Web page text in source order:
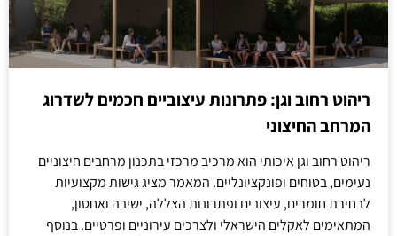
ריהוט רחוב וגן: פתרונות עיצוביים חכמים לשדרוג
המרחב החיצוני
ריהוט רחוב וגן איכותי הוא מרכיב מרכזי בתכנון מרחבים חיצוניים
נעימים, בטוחים ופונקציונליים. המאמר מציג גישות מקצועיות
לבחירת חומרים, עיצובים ופתרונות הצללה, ישיבה ואחסון,
המתאימים לאקלים הישראלי ולצרכים עירוניים ופרטיים. בנוסף